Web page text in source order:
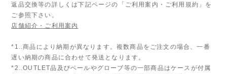
返品交換等の詳しくは下記ページの「ご利用案内・ご利用規約」を
ご参照下さい。
店舗紹介・ご利用案内
*1..商品により納期が異なります。複数商品をご注文の場合、一番
遅い納期の商品に合わせて発送となります。
*2..OUTLET品及びベールやグローブ等の一部商品はケースが付属